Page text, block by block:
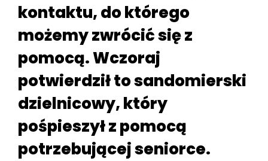
kontaktu, do którego
możemy zwrócić się z
pomocą. Wczoraj
potwierdził to sandomierski
dzielnicowy, który
pośpieszył z pomocą
potrzebującej seniorce.